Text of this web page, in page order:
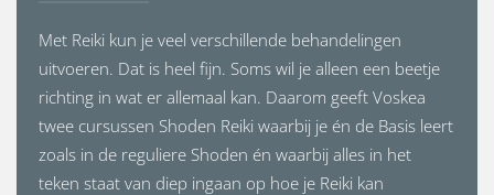
Met Reiki kun je veel verschillende behandelingen
uitvoeren. Dat is heel fijn. Soms wil je alleen een beetje
richting in wat er allemaal kan. Daarom geeft Voskea
twee cursussen Shoden Reiki waarbij je én de Basis leert
zoals in de reguliere Shoden én waarbij alles in het
teken staat van diep ingaan op hoe je Reiki kan